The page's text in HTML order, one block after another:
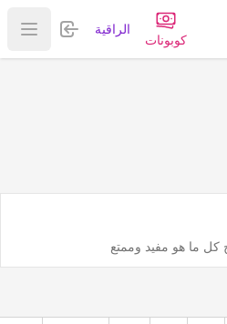
كوبونات
الراقية تسجيل
عرض
كل ما هو مفيد وممتع